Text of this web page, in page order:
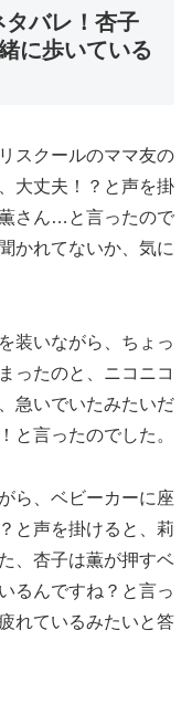
バレ！杏子
に歩いている
スクールのママ友の
大丈夫！？と声を掛
さん…と言ったので
かれてないか、気に
装いながら、ちょっ
ったのと、ニコニコ
急いでいたみたいだ
と言ったのでした。
ら、ベビーカーに座
と声を掛けると、莉
、杏子は薫が押すベ
るんですね？と言っ
れているみたいと答